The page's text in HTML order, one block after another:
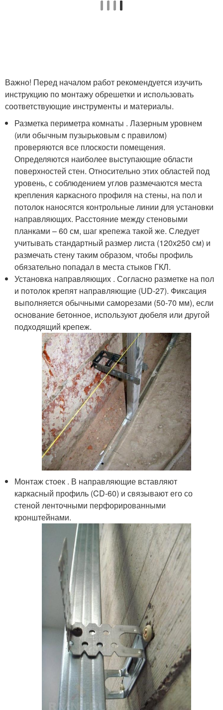
Важно! Перед началом работ рекомендуется изучить
инструкцию по монтажу обрешетки и использовать
соответствующие инструменты и материалы.
Разметка периметра комнаты . Лазерным уровнем
(или обычным пузырьковым с правилом)
проверяются все плоскости помещения.
Определяются наиболее выступающие области
поверхностей стен. Относительно этих областей под
уровень, с соблюдением углов размечаются места
крепления каркасного профиля на стены, на пол и
потолок наносятся контрольные линии для установки
направляющих. Расстояние между стеновыми
планками – 60 см, шаг крепежа такой же. Следует
учитывать стандартный размер листа (120х250 см) и
размечать стену таким образом, чтобы профиль
обязательно попадал в места стыков ГКЛ.
Установка направляющих . Согласно разметке на пол
и потолок крепят направляющие (UD-27). Фиксация
выполняется обычными саморезами (50-70 мм), если
основание бетонное, используют дюбеля или другой
подходящий крепеж.
Монтаж стоек . В направляющие вставляют
каркасный профиль (CD-60) и связывают его со
стеной ленточными перфорированными
кронштейнами.